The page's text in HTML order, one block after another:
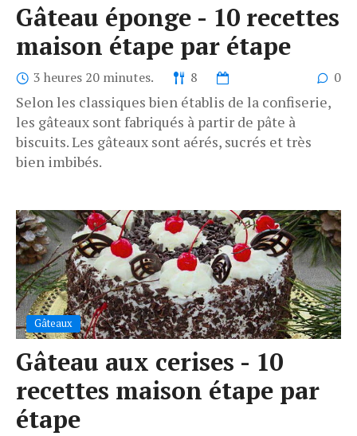
Gâteau éponge - 10 recettes
maison étape par étape
3 heures 20 minutes. 8 0
Selon les classiques bien établis de la confiserie,
les gâteaux sont fabriqués à partir de pâte à
biscuits. Les gâteaux sont aérés, sucrés et très
bien imbibés.
Gâteaux
Gâteau aux cerises - 10
recettes maison étape par
étape